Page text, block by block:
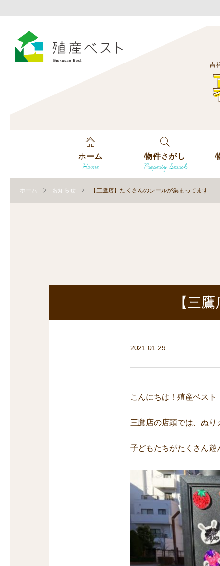
吉
ホーム
Home
物件さがし
Property Search
ホーム お知らせ 【三鷹店】たくさんのシールが集まってます
【三
2021.01.29
こんにちは！殖産ベスト
三鷹店の店頭では、ぬ
子どもたちがたくさん遊